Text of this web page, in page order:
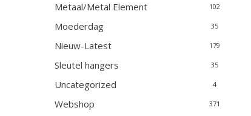
Metaal/Metal Element 102
Moederdag 35
Nieuw-Latest 179
Sleutel hangers 35
Uncategorized 4
Webshop 371